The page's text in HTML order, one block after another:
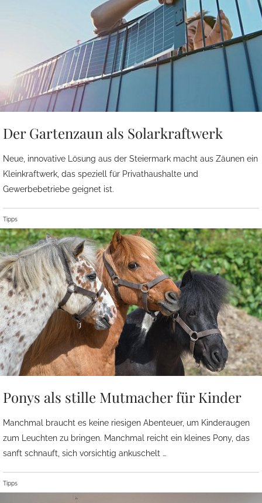
Der Gartenzaun als Solarkraftwerk
Neue, innovative Lösung aus der Steiermark macht aus Zäunen ein
Kleinkraftwerk, das speziell für Privathaushalte und
Gewerbebetriebe geignet ist.
Tipps
Ponys als stille Mutmacher für Kinder
Manchmal braucht es keine riesigen Abenteuer, um Kinderaugen
zum Leuchten zu bringen. Manchmal reicht ein kleines Pony, das
sanft schnauft, sich vorsichtig ankuschelt …
Tipps